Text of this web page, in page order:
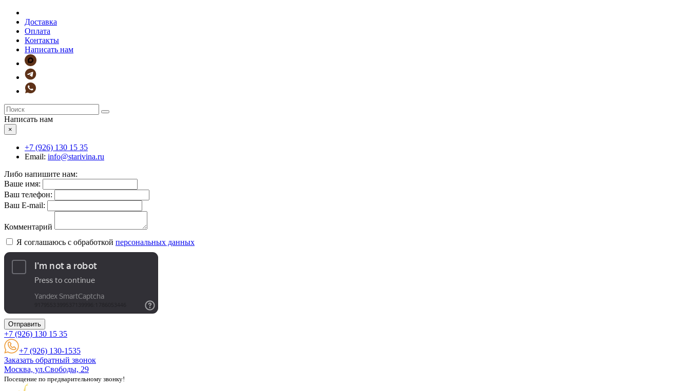
Доставка
Оплата
Контакты
Написать нам
Написать нам
×
+7 (926) 130 15 35
Email: info@starivina.ru
Либо напишите нам:
Ваше имя:
Ваш телефон:
Ваш E-mail:
Комментарий
Я соглашаюсь с обработкой персональных данных
Отправить
+7 (926) 130 15 35
+7 (926) 130-1535
Заказать обратный звонок
Москва, ул.Свободы, 29
Посещение по предварительному звонку!